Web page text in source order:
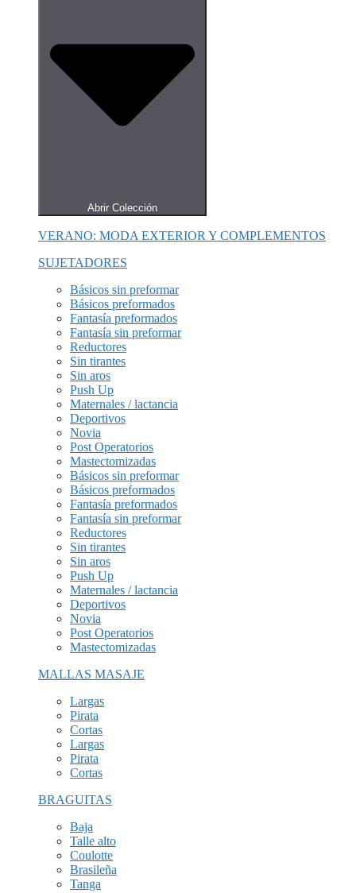
Abrir Colección
VERANO: MODA EXTERIOR Y COMPLEMENTOS
SUJETADORES
Básicos sin preformar
Básicos preformados
Fantasía preformados
Fantasía sin preformar
Reductores
Sin tirantes
Sin aros
Push Up
Maternales / lactancia
Deportivos
Novia
Post Operatorios
Mastectomizadas
Básicos sin preformar
Básicos preformados
Fantasía preformados
Fantasía sin preformar
Reductores
Sin tirantes
Sin aros
Push Up
Maternales / lactancia
Deportivos
Novia
Post Operatorios
Mastectomizadas
MALLAS MASAJE
Largas
Pirata
Cortas
Largas
Pirata
Cortas
BRAGUITAS
Baja
Talle alto
Coulotte
Brasileña
Tanga